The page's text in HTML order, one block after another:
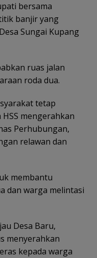
bersama
banjir yang
Sungai Kupang
ruas jalan
roda dua.
tetap
mengerahkan
Perhubungan,
relawan dan
membantu
dan warga melintasi
Desa Baru,
menyerahkan
kepada warga